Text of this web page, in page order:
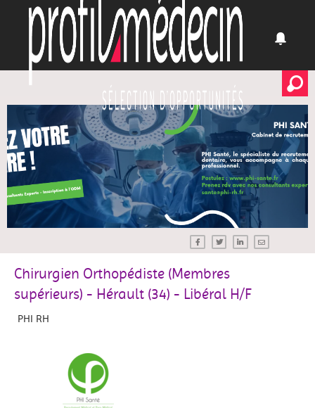
Chirurgien Orthopédiste (Membres
supérieurs) - Hérault (34) - Libéral H/F
PHI RH